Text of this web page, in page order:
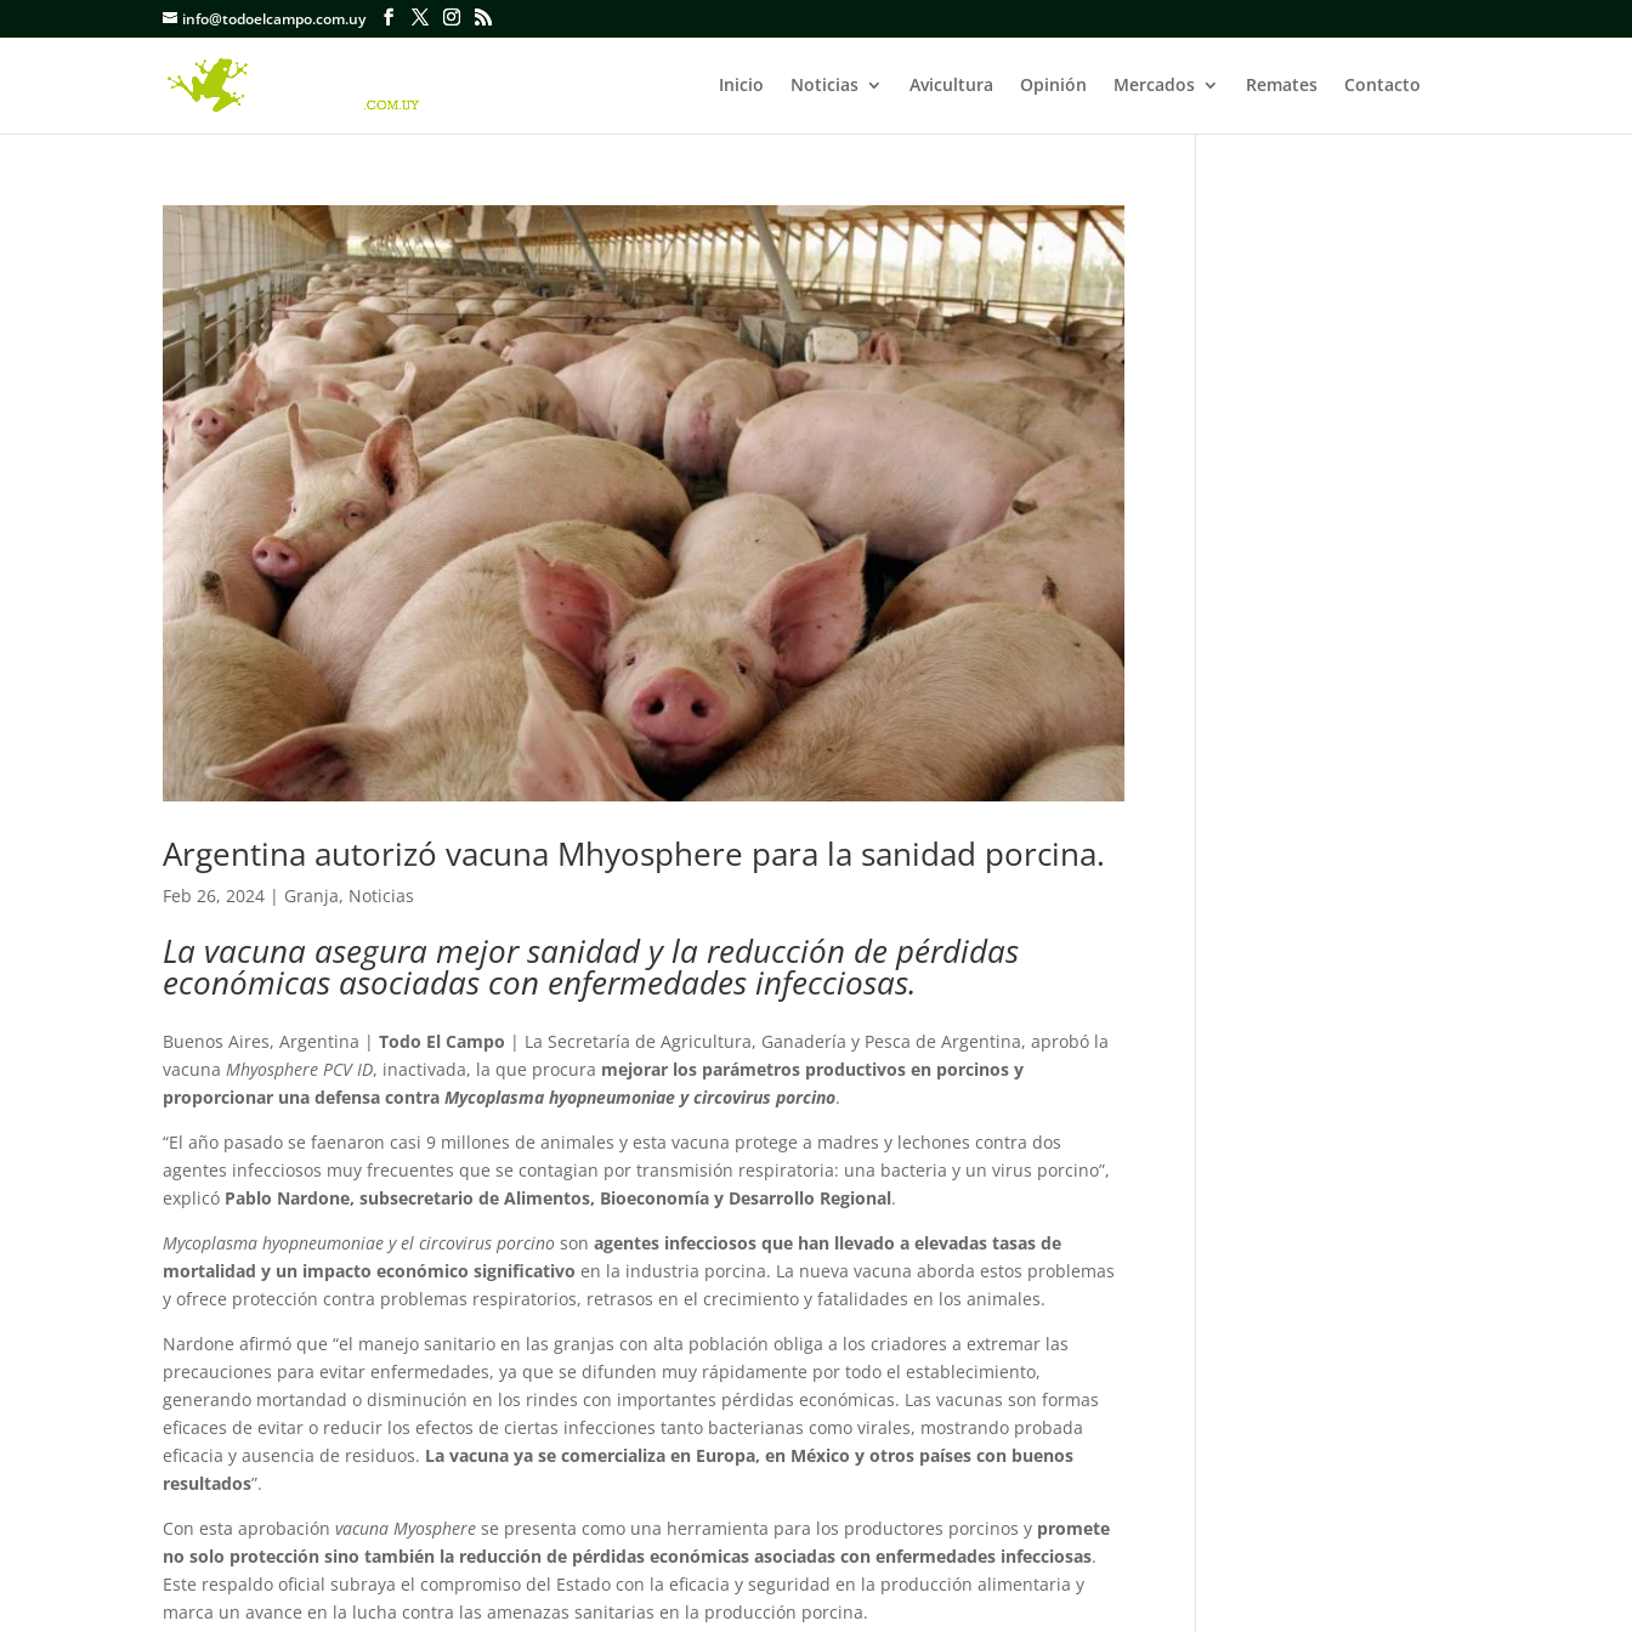
info@todoelcampo.com.uy
Inicio Noticias Avicultura Opinión Mercados Remates Contacto
Argentina autorizó vacuna Mhyosphere para la sanidad porcina.
Feb 26, 2024 | Granja, Noticias
La vacuna asegura mejor sanidad y la reducción de pérdidas
económicas asociadas con enfermedades infecciosas.
Buenos Aires, Argentina |Todo El Campo | La Secretaría de Agricultura, Ganadería y Pesca de Argentina, aprobó la
vacuna Mhyosphere PCV ID, inactivada, la que procura mejorar los parámetros productivos en porcinos y
proporcionar una defensa contraMycoplasma hyopneumoniae y circovirus porcino.
“El año pasado se faenaron casi 9 millones de animales y esta vacuna protege a madres y lechones contra dos
agentes infecciosos muy frecuentes que se contagian por transmisión respiratoria: una bacteria y un virus porcino”,
explicó Pablo Nardone, subsecretario de Alimentos, Bioeconomía y Desarrollo Regional.
Mycoplasma hyopneumoniae y el circovirus porcino sonagentes infecciosos que han llevado a elevadas tasas de
mortalidad y un impacto económico significativo en la industria porcina. La nueva vacuna aborda estos problemas
y ofrece protección contra problemas respiratorios, retrasos en el crecimiento y fatalidades en los animales.
Nardone afirmó que “el manejo sanitario en las granjas con alta población obliga a los criadores a extremar las
precauciones para evitar enfermedades, ya que se difunden muy rápidamente por todo el establecimiento,
generando mortandad o disminución en los rindes con importantes pérdidas económicas. Las vacunas son formas
eficaces de evitar o reducir los efectos de ciertas infecciones tanto bacterianas como virales, mostrando probada
eficacia y ausencia de residuos. La vacuna ya se comercializa en Europa, en México y otros países con buenos
resultados”.
Con esta aprobación vacuna Myosphere se presenta como una herramienta para los productores porcinos y promete
no solo protección sino también la reducción de pérdidas económicas asociadas con enfermedades infecciosas.
Este respaldo oficial subraya el compromiso del Estado con la eficacia y seguridad en la producción alimentaria y
marca un avance en la lucha contra las amenazas sanitarias en la producción porcina.